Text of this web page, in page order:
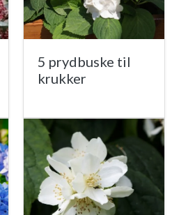
5 prydbuske til
krukker